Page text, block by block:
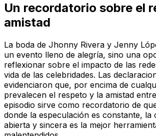
Un recordatorio sobre el
amistad
La boda de Jhonny Rivera y Jenny
un evento lleno de alegría, sino una
reflexionar sobre el impacto de las
vida de las celebridades. Las
evidenciaron que, por encima de
prevalecen el respeto y la amistad
episodio sirve como recordatorio de
donde la especulación es constante, la
abierta y sincera es la mejor